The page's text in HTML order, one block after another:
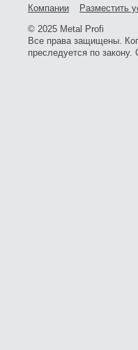
Компании
Разместить
© 2025 Metal Profi
Все права защищены.
преследуется по